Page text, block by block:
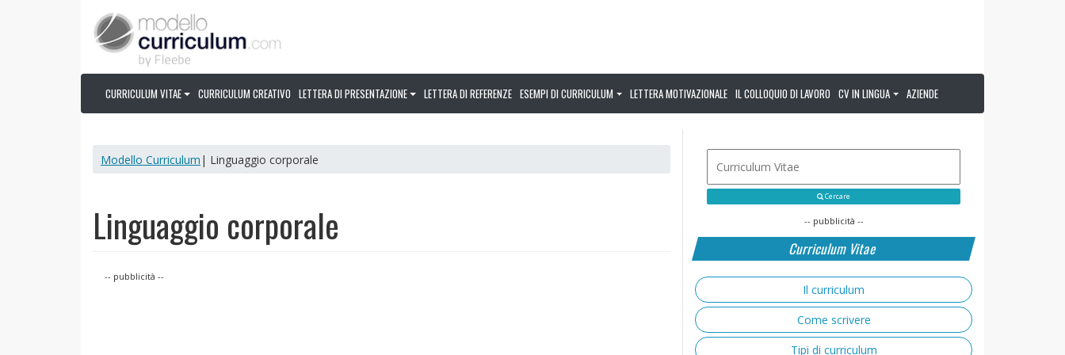
CURRICULUM VITAE CURRICULUM CREATIVO LETTERA DI PRESENTAZIONE LETTERA DI REFERENZE ESEMPI DI CURRICULUM LETTERA MOTIVAZIONALE IL COLLOQUIO DI LAVORO CV IN LINGUA AZIENDE
Modello Curriculum | Linguaggio corporale
Linguaggio corporale
-- pubblicità --
Cercare
-- pubblicità --
Curriculum Vitae
Il curriculum
Come scrivere
Tipi di curriculum